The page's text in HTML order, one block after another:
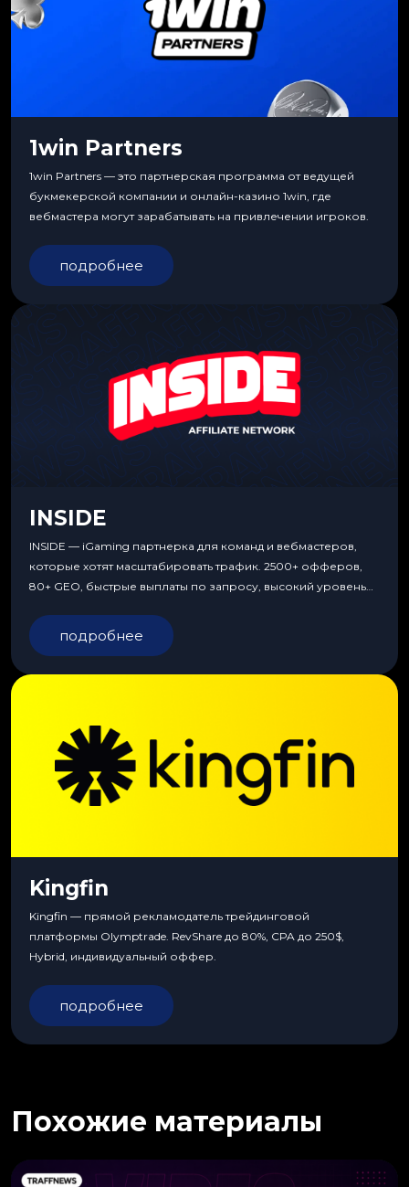
1win Partners
1win Partners — это партнерская программа от ведущей
букмекерской компании и онлайн-казино 1win, где
вебмастера могут зарабатывать на привлечении игроков.
подробнее
INSIDE
INSIDE — iGaming партнерка для команд и вебмастеров,
которые хотят масштабировать трафик. 2500+ офферов,
80+ GEO, быстрые выплаты по запросу, высокий уровень
подробнее
Kingfin
Kingfin — прямой рекламодатель трейдинговой
платформы Olymptrade. RevShare до 80%, CPA до 250$,
Hybrid, индивидуальный оффер.
подробнее
Похожие материалы